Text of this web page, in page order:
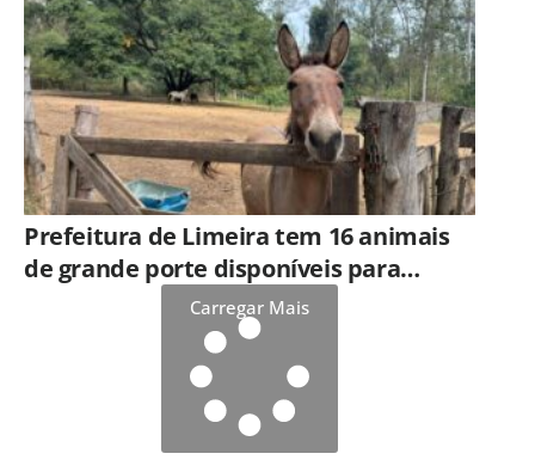
Prefeitura de Limeira tem 16 animais
de grande porte disponíveis para
adoção no HortoCarregar Mais